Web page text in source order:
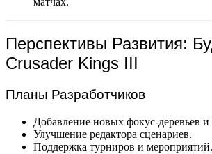
Перспективы Развития:
Crusader Kings III
Планы Разработчиков
Добавление новых фокус-деревьев
Улучшение редактора сценариев.
Поддержка турниров и мероприятий.